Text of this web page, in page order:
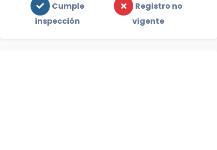
Cumple
inspección
Registro no
vigente